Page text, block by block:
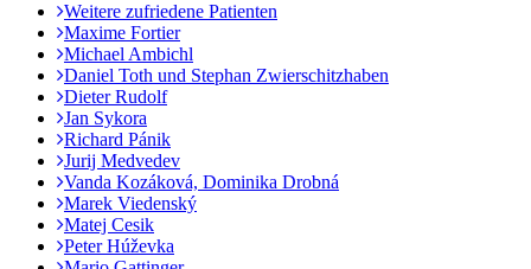
Weitere zufriedene Patienten
Maxime Fortier
Michael Ambichl
Daniel Toth und Stephan Zwierschitzhaben
Dieter Rudolf
Jan Sykora
Richard Pánik
Jurij Medvedev
Vanda Kozáková, Dominika Drobná
Marek Viedenský
Matej Cesik
Peter Húževka